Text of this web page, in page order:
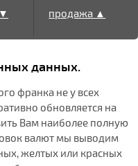
продажа ▲
данных.
франка не у всех
обновляется на
Вам наиболее полную
валют мы выводим
желтых или красных